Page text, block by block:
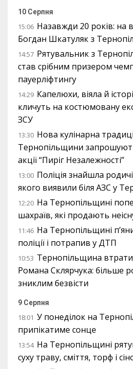
10 Серпня
15:06 Назавжди 20 років: на
Богдан Шкатуляк з
14:57 Рятувальник з
став срібним призером
пауерліфтингу
14:29 Капелюхи, віяла й
кличуть на костюмовану
ЗСУ
13:30 Нова кулінарна
Тернопільщини
акції “Пиріг Незалежності”
13:00 Поліція знайшла
якого виявили біля АЗС у
12:20 На Тернопільщині
шахраїв, які продають
11:46 На Тернопільщині
поліції і потрапив у ДТП
10:53 Тернопільщина
Романа Склярчука: більше
зниклим безвісти
9 Серпня
18:01 У понеділок на
припікатиме сонце
13:54 На Тернопільщині
суху траву, сміття, торф і